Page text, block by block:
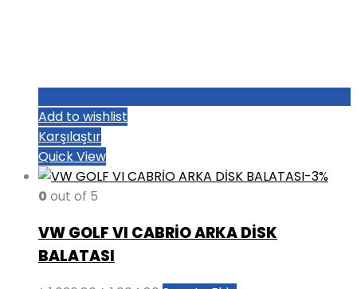
Add to wishlist
Karşılaştır
Quick View
-3%
0 out of 5
VW GOLF VI CABRİO ARKA DİSK
BALATASI